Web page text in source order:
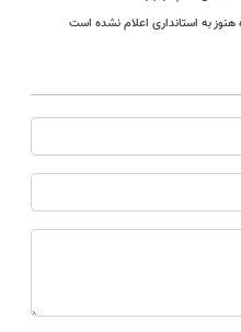
به استانداری اعلام نشده است